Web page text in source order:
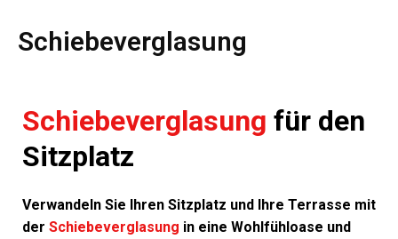
Schiebeverglasung
Schiebeverglasung für den
Sitzplatz
Verwandeln Sie Ihren Sitzplatz und Ihre Terrasse mit
der Schiebeverglasung in eine Wohlfühloase und